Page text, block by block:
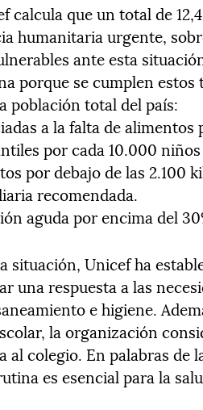
calcula que un total de
humanitaria urgente,
ante esta
porque se cumplen
población total del país:
a la falta de
por cada 10.000 niños
por debajo de las 2.100
recomendada.
aguda por encima del
situación, Unicef ha
una respuesta a las
e higiene.
la organización
al colegio. En palabras de
es esencial para la